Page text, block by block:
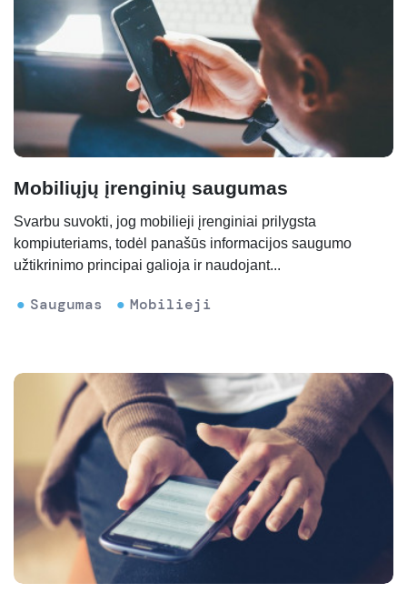
Mobiliųjų įrenginių saugumas
Svarbu suvokti, jog mobilieji įrenginiai prilygsta
kompiuteriams, todėl panašūs informacijos saugumo
užtikrinimo principai galioja ir naudojant...
Saugumas Mobilieji